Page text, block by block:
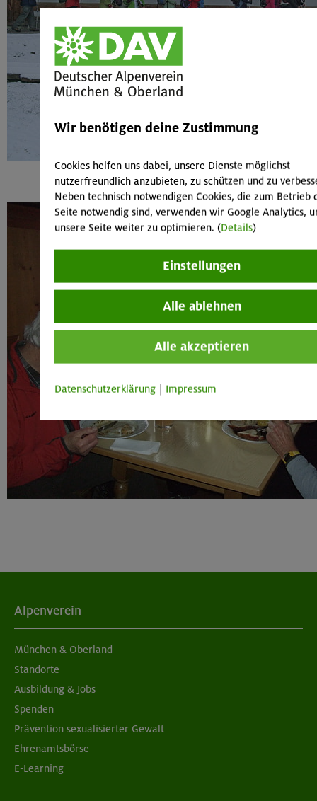
Alpenverein
München & Oberland
Standorte
Ausbildung & Jobs
Spenden
Prävention sexualisierter Gewalt
Ehrenamtsbörse
E-Learning
Wir benötigen deine Zustimmung
Cookies helfen uns dabei, unsere Dienste möglichst
nutzerfreundlich anzubieten, zu schützen und zu
Neben technisch notwendigen Cookies, die zum Betrieb
Seite notwendig sind, verwenden wir Google Analytics,
unsere Seite weiter zu optimieren. (Details)
Einstellungen
Alle ablehnen
Alle akzeptieren
Datenschutzerklärung Impressum